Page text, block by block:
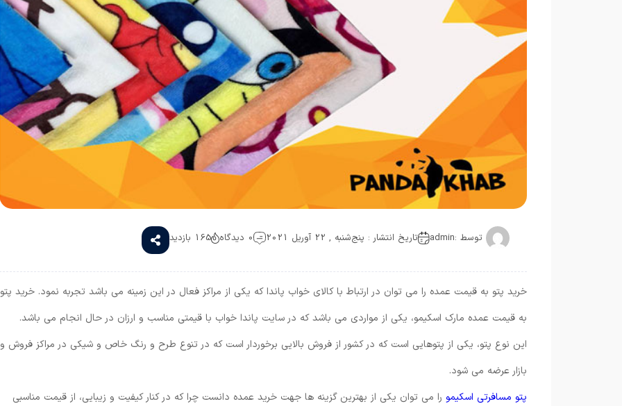
توسط :admin تاریخ انتشار : پنج‌شنبه , 22 آوریل 2021 0 دیدگاه 165 بازدید
خرید پتو به قیمت عمده را می توان در ارتباط با کالای خواب پاندا که یکی از مراکز فعال در این زمینه می باشد تجربه نمود. خرید پتو
به قیمت عمده مارک اسکیمو، یکی از مواردی می باشد که در سایت پاندا خواب با قیمتی مناسب و ارزان در حال انجام می باشد.
این نوع پتو، یکی از پتوهایی است که در کشور از فروش بالایی برخوردار است که در تنوع طرح و رنگ خاص و شیکی در مراکز فروش و
بازار عرضه می شود.
پتو مسافرتی اسکیمو را می توان یکی از بهترین گزینه ها جهت خرید عمده دانست چرا که در کنار کیفیت و زیبایی، از قیمت مناسبی